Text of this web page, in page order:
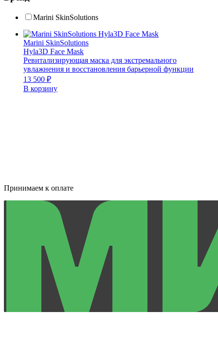
Marini SkinSolutions
Marini SkinSolutions
Hyla3D Face Mask
Ревитализирующая маска для экстремального
увлажнения и восстановления барьерной функции
13 500 ₽
В корзину
Принимаем к оплате